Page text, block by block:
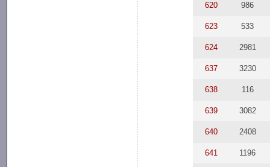
620 986
623 533
624 2981
637 3230
638 116
639 3082
640 2408
641 1196